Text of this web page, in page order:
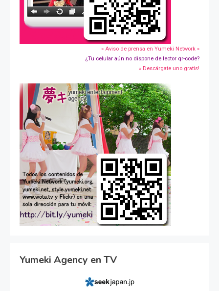
» Aviso de prensa en Yumeki Network »
¿Tu celular aún no dispone de lector qr-code?
» Descárgate uno gratis!
Yumeki Agency en TV